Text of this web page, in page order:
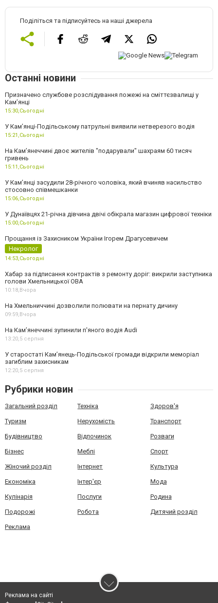
Поділіться та підписуйтесь на наші джерела
Останні новини
Призначено службове розслідування пожежі на сміттєзвалищі у
Кам’янці
15:30,Сьогодні
У Кам’янці-Подільському патрульні виявили нетверезого водія
15:21,Сьогодні
На Камʼянеччині двоє жителів "подарували" шахраям 60 тисяч
гривень
15:11,Сьогодні
У Камʼянці засудили 28-річного чоловіка, який вчиняв насильство
стосовно співмешканки
15:06,Сьогодні
У Дунаївцях 21-річна дівчина двічі обікрала магазин цифрової техніки
15:00,Сьогодні
Прощання із Захисником України Ігорем Драгусевичем
Некролог
14:53,Сьогодні
Хабар за підписання контрактів з ремонту доріг: викрили заступника
голови Хмельницької ОВА
10:18,Вчора
На Хмельниччині дозволили полювати на пернату дичину
09:59,Вчора
На Камʼянеччині зупинили п'яного водія Audi
13:20,5 серпня
У старостаті Кам’янець-Подільської громади відкрили меморіал
загиблим захисникам
12:20,5 серпня
Рубрики новин
Загальний розділ Техніка Здоров'я
Туризм Нерухомість Транспорт
Будівництво Відпочинок Розваги
Бізнес Меблі Спорт
Жіночий розділ Інтернет Культура
Економіка Інтер'єр Мода
Кулінарія Послуги Родина
Подорожі Робота Дитячий розділ
Реклама
Реклама на сайті